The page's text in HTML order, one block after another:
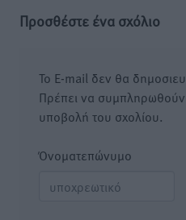
Προσθέστε ένα σχόλιο
Το E-mail δεν θα
Πρέπει να συμπληρωθούν
υποβολή του σχολίου.
Όνοματεπώνυμο